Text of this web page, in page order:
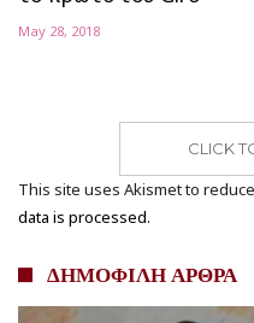
May 28, 2018
CLICK
This site uses Akismet to
data is processed.
ΔΗΜΟΦΙΛΗ ΑΡΘΡΑ